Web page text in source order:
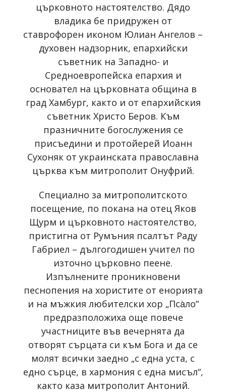
църковното настоятелство. Дядо
владика бе придружен от
ставрофорен иконом Юлиан Ангелов –
духовен надзорник, епархийски
съветник на Западно- и
Средноевропейска епархия и
основател на църковната община в
град Хамбург, както и от епархийския
съветник Христо Беров. Към
празничните богослужения се
присъедини и протойерей Иоанн
Сухоняк от украинската православна
църква към митрополит Онуфрий.
Специално за митрополитското
посещение, по покана на отец Яков
Щурм и църковното настоятелство,
пристигна от Румъния псалтът Раду
Габриел – дългогодишен учител по
източно църковно пеене.
Изпълнените проникновени
песнопения на хористите от енорията
и на мъжкия любителски хор „Пса̀ло“
предразположиха още повече
участниците във вечернята да
отворят сърцата си към Бога и да се
молят всички заедно „с една уста, с
едно сърце, в хармония с една мисъл“,
както каза митрополит Антоний.